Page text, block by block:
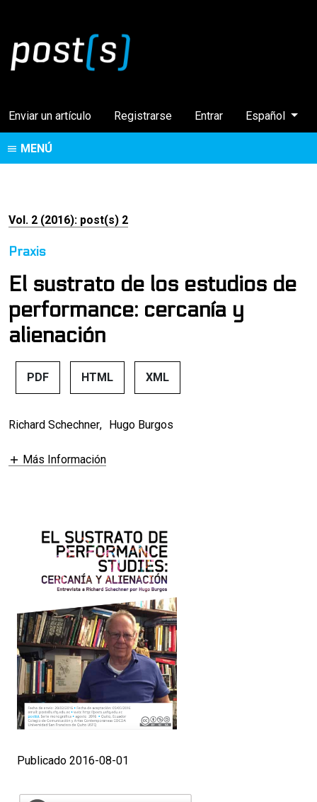
Enviar un artículo Registrarse Entrar Cambiar el
Español
MENÚ
Vol. 2 (2016): post(s) 2
Praxis
El sustrato de los estudios de
performance: cercanía y
alienación
PDF HTML XML
Richard Schechner, Hugo Burgos
Más Información
Publicado 2016-08-01